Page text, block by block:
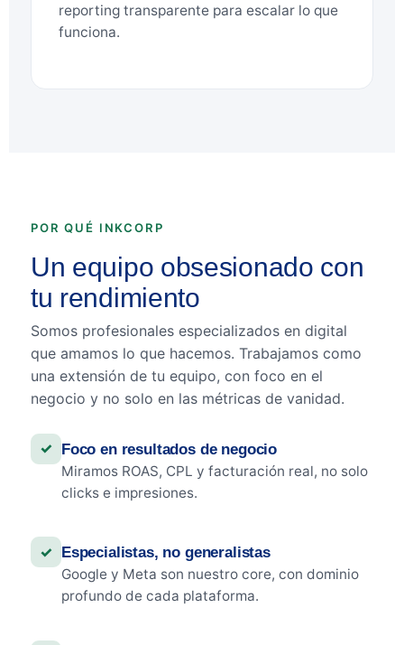
reporting transparente para escalar lo que
funciona.
POR QUÉ INKCORP
Un equipo obsesionado con
tu rendimiento
Somos profesionales especializados en digital
que amamos lo que hacemos. Trabajamos como
una extensión de tu equipo, con foco en el
negocio y no solo en las métricas de vanidad.
✓ Foco en resultados de negocio
Miramos ROAS, CPL y facturación real, no solo
clicks e impresiones.
✓ Especialistas, no generalistas
Google y Meta son nuestro core, con dominio
profundo de cada plataforma.